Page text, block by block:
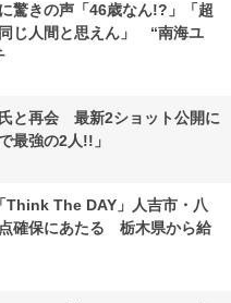
驚きの声「46歳なん!?」「超
じ人間と思えん」 “南海ユ
と再会 最新2ショット公開に
最強の2人!!」
Think The DAY」人吉市・八
確保にあたる 栃木県から給